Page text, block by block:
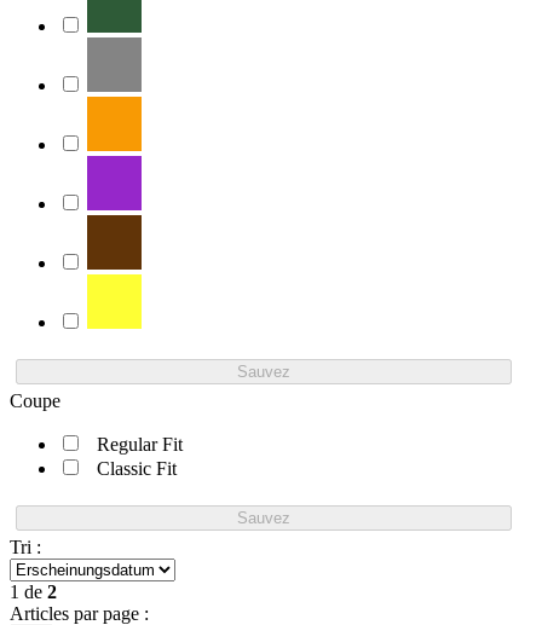
Sauvez
Coupe
Regular Fit
Classic Fit
Sauvez
Tri :
1 de 2
Articles par page :